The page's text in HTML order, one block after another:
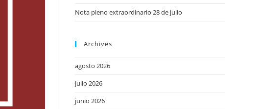
Nota pleno extraordinario 28 de julio
Archives
agosto 2026
julio 2026
junio 2026